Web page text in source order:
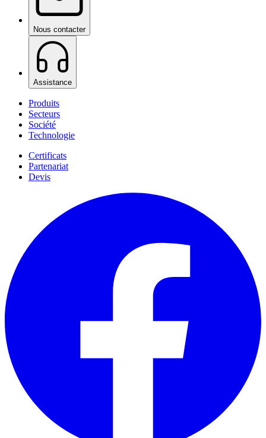
Nous contacter
Assistance
Produits
Secteurs
Société
Technologie
Certificats
Partenariat
Devis